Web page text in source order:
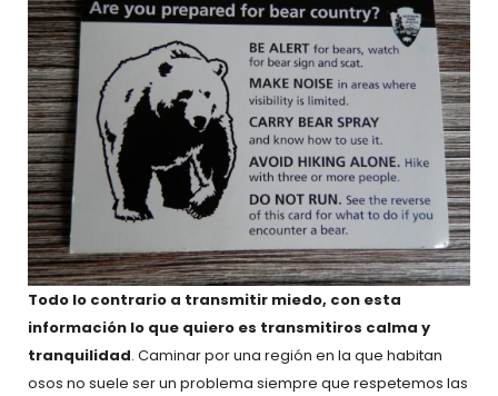
Todo lo contrario a transmitir miedo, con esta
información lo que quiero es transmitiros calma y
tranquilidad. Caminar por una región en la que habitan
osos no suele ser un problema siempre que respetemos las